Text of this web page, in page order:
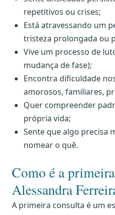
repetitivos ou crises;
Está atravessando um
tristeza prolongada ou
Vive um processo de
mudança de fase);
Encontra dificuldade
amorosos, familiares,
Quer compreender
própria vida;
Sente que algo precisa
nomear o quê.
Como é a
Alessandra
A primeira consulta é um